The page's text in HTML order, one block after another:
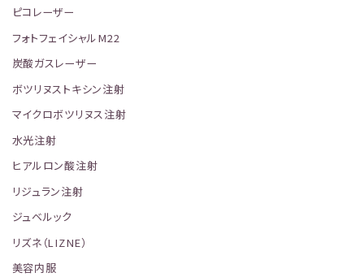
ピコレーザー
フォトフェイシャルM22
炭酸ガスレーザー
ボツリヌストキシン注射
マイクロボツリヌス注射
水光注射
ヒアルロン酸注射
リジュラン注射
ジュベルック
リズネ（LIZNE）
美容内服